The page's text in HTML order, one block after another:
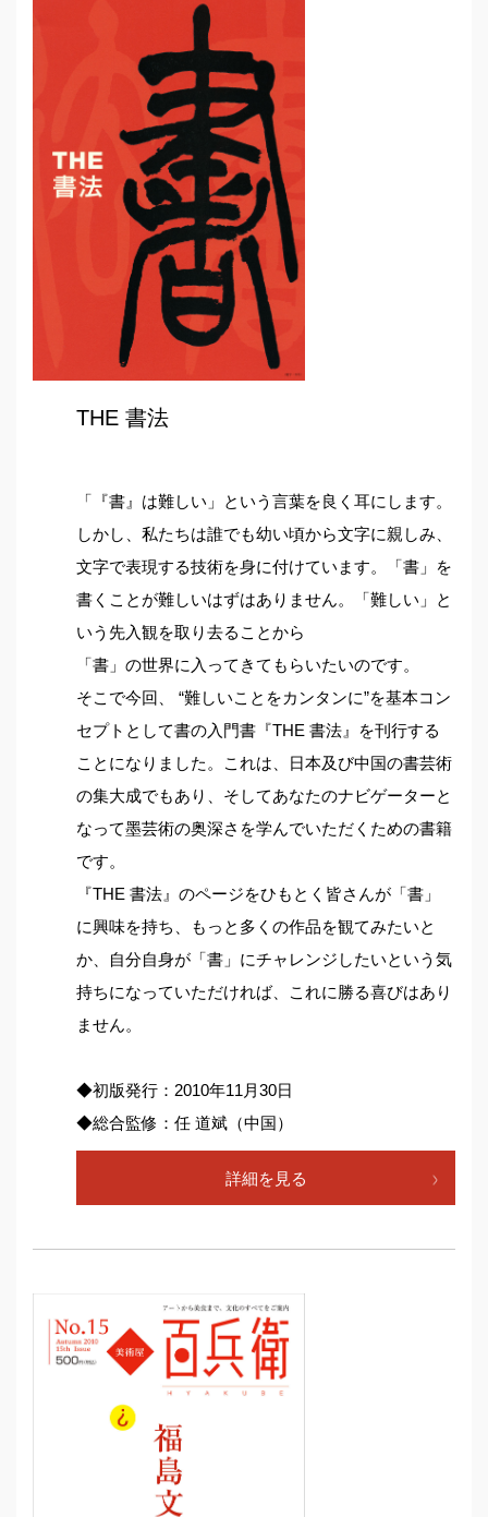
THE 書法
「『書』は難しい」という言葉を良く耳にします。
しかし、私たちは誰でも幼い頃から文字に親しみ、
文字で表現する技術を身に付けています。「書」を
書くことが難しいはずはありません。「難しい」と
いう先入観を取り去ることから
「書」の世界に入ってきてもらいたいのです。
そこで今回、 “難しいことをカンタンに”を基本コン
セプトとして書の入門書『THE 書法』を刊行する
ことになりました。これは、日本及び中国の書芸術
の集大成でもあり、そしてあなたのナビゲーターと
なって墨芸術の奥深さを学んでいただくための書籍
です。
『THE 書法』のページをひもとく皆さんが「書」
に興味を持ち、もっと多くの作品を観てみたいと
か、自分自身が「書」にチャレンジしたいという気
持ちになっていただければ、これに勝る喜びはあり
ません。
◆初版発行：2010年11月30日
◆総合監修：任 道斌（中国）
詳細を見る